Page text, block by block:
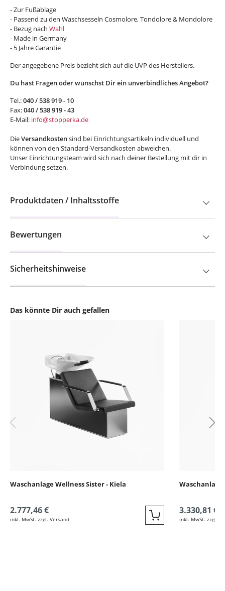
Das könnte Dir auch gefallen
Waschanlage Wellness Sister - Kiela
2.777,46 €
inkl. MwSt. zzgl. Versand Quickbuy
Waschanlage
3.330,81 €
inkl. MwSt. zzgl.
- Zur Fußablage
- Passend zu den Waschsesseln Cosmolore, Tondolore & Mondolore
- Bezug nach Wahl
- Made in Germany
- 5 Jahre Garantie
Der angegebene Preis bezieht sich auf die UVP des Herstellers.
Du hast Fragen oder wünschst Dir ein unverbindliches Angebot?
Tel.:040 / 538 919 - 10
Fax:040 / 538 919 - 43
E-Mail: info@stopperka.de
DieVersandkostensind bei Einrichtungsartikeln individuell und
können von den Standard-Versandkosten abweichen.
Unser Einrichtungsteam wird sich nach deiner Bestellung mit dir in
Verbindung setzen.
Produktdaten / Inhaltsstoffe
Bewertungen
Sicherheitshinweise